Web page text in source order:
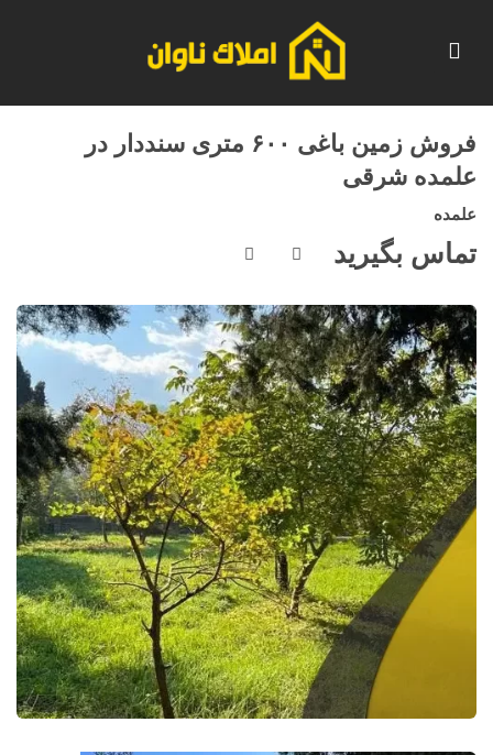
فروش زمین باغی ۶۰۰ متری سنددار در
علمده شرقی
علمده
تماس بگیرید